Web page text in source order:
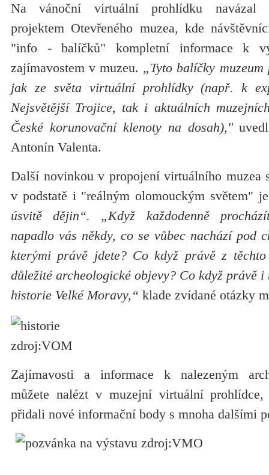
Na vánoční virtuální prohlídku navázal
projektem Otevřeného muzea, kde
"info - balíčků" kompletní informace k
zajímavostem v muzeu. „Tyto balíčky
jak ze světa virtuální prohlídky (např. k
Nejsvětější Trojice, tak i aktuálních
České korunovační klenoty na dosah),"
Antonín Valenta.
Další novinkou v propojení virtuálního muzea
v podstatě i "reálným olomouckým světem"
úsvitě dějin“. „Když každodenně
napadlo vás někdy, co se vůbec nachází pod
kterými právě jdete? Co když právě z
důležité archeologické objevy? Co když právě
historie Velké Moravy,“ klade zvídané otázky
Zajímavosti a informace k nalezeným
můžete nalézt v muzejní virtuální
přidali nové informační body s mnoha dalšími